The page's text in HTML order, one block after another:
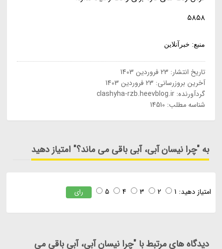
5858
منبع: خبرآنلاین
تاریخ انتشار: 23 فروردین 1403
آخرین بروزرسانی: 23 فروردین 1403
گردآورنده:clashyha-rzb.heevblog.ir
شناسه مطلب: 14510
به "چرا نیسان آبی، آبی باقی می ماند؟" امتیاز دهید
امتیاز دهید: 1
2
3
4
5 رای
دیدگاه های مرتبط با "چرا نیسان آبی، آبی باقی می